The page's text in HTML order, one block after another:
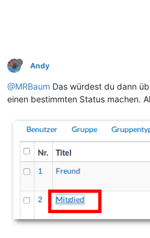
Andy
@MRBaum Das würdest du dann
einen bestimmten Status machen.